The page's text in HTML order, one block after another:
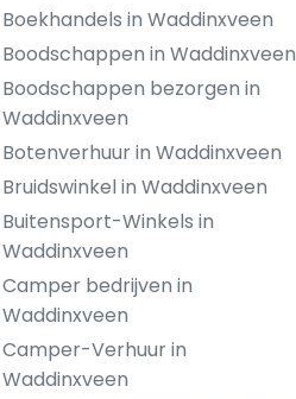
Boekhandels in Waddinxveen
Boodschappen in Waddinxveen
Boodschappen bezorgen in
Waddinxveen
Botenverhuur in Waddinxveen
Bruidswinkel in Waddinxveen
Buitensport-Winkels in
Waddinxveen
Camper bedrijven in
Waddinxveen
Camper-Verhuur in
Waddinxveen